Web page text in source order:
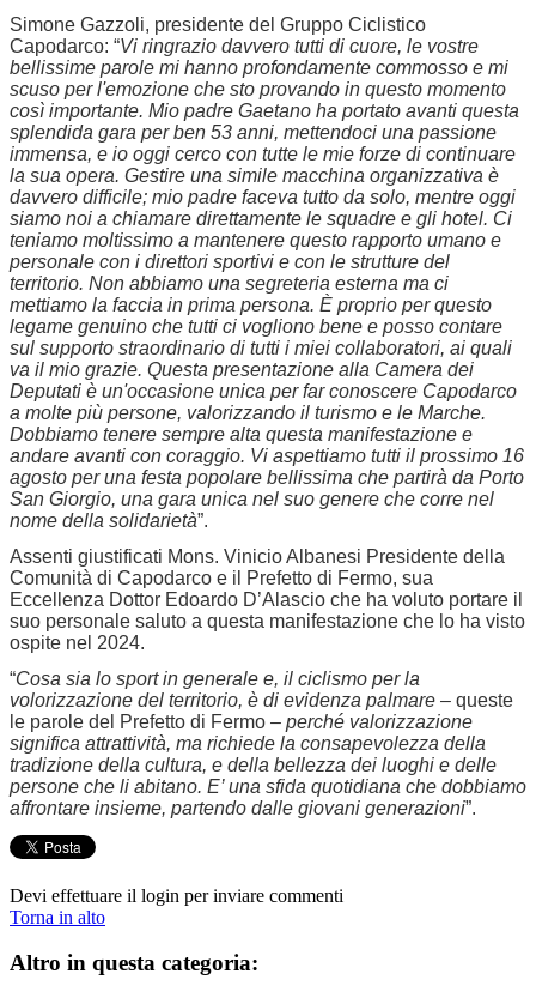
Simone Gazzoli, presidente del Gruppo Ciclistico
Capodarco: “Vi ringrazio davvero tutti di cuore, le vostre
bellissime parole mi hanno profondamente commosso e mi
scuso per l'emozione che sto provando in questo momento
così importante. Mio padre Gaetano ha portato avanti questa
splendida gara per ben 53 anni, mettendoci una passione
immensa, e io oggi cerco con tutte le mie forze di continuare
la sua opera. Gestire una simile macchina organizzativa è
davvero difficile; mio padre faceva tutto da solo, mentre oggi
siamo noi a chiamare direttamente le squadre e gli hotel. Ci
teniamo moltissimo a mantenere questo rapporto umano e
personale con i direttori sportivi e con le strutture del
territorio. Non abbiamo una segreteria esterna ma ci
mettiamo la faccia in prima persona. È proprio per questo
legame genuino che tutti ci vogliono bene e posso contare
sul supporto straordinario di tutti i miei collaboratori, ai quali
va il mio grazie. Questa presentazione alla Camera dei
Deputati è un'occasione unica per far conoscere Capodarco
a molte più persone, valorizzando il turismo e le Marche.
Dobbiamo tenere sempre alta questa manifestazione e
andare avanti con coraggio. Vi aspettiamo tutti il prossimo 16
agosto per una festa popolare bellissima che partirà da Porto
San Giorgio, una gara unica nel suo genere che corre nel
nome della solidarietà”.
Assenti giustificati Mons. Vinicio Albanesi Presidente della
Comunità di Capodarco e il Prefetto di Fermo, sua
Eccellenza Dottor Edoardo D’Alascio che ha voluto portare il
suo personale saluto a questa manifestazione che lo ha visto
ospite nel 2024.
“Cosa sia lo sport in generale e, il ciclismo per la
volorizzazione del territorio, è di evidenza palmare – queste
le parole del Prefetto di Fermo – perché valorizzazione
significa attrattività, ma richiede la consapevolezza della
tradizione della cultura, e della bellezza dei luoghi e delle
persone che li abitano. E’ una sfida quotidiana che dobbiamo
affrontare insieme, partendo dalle giovani generazioni”.
Devi effettuare il login per inviare commenti
Torna in alto
Altro in questa categoria: